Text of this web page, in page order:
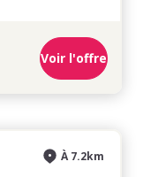
Voir l'offre
À 7.2km